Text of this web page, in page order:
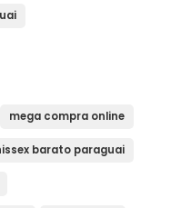
mega compra online
barato paraguai